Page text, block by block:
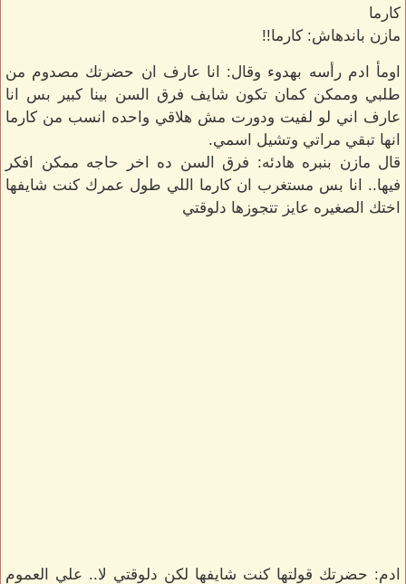
كارما
مازن باندهاش: كارما!!
اومأ ادم رأسه بهدوء وقال: انا عارف ان حضرتك مصدوم من
طلبي وممكن كمان تكون شايف فرق السن بينا كبير بس انا
عارف اني لو لفيت ودورت مش هلاقي واحده انسب من كارما
انها تبقي مراتي وتشيل اسمي.
قال مازن بنبره هادئه: فرق السن ده اخر حاجه ممكن افكر
فيها.. انا بس مستغرب ان كارما اللي طول عمرك كنت شايفها
اختك الصغيره عايز تتجوزها دلوقتي
ادم: حضرتك قولتها كنت شايفها لكن دلوقتي لا.. علي العموم